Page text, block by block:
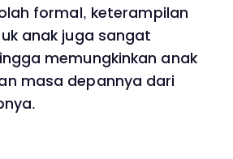
formal, keterampilan
anak juga sangat
memungkinkan anak
masa depannya dari